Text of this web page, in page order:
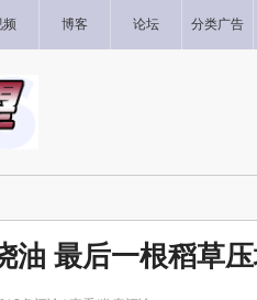
频 博客 论坛 分类广告
油 最后一根稻草